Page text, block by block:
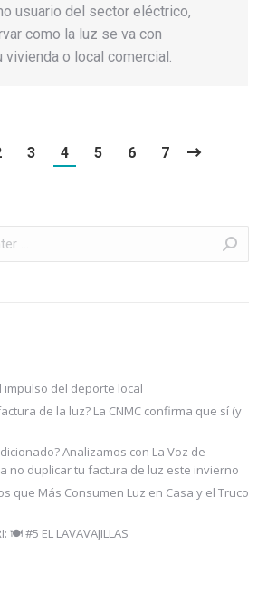
usuario del sector eléctrico,
como la luz se va con
vivienda o local comercial.
3 4 5 6 7
impulso del deporte local
de la luz? La CNMC confirma que sí (y
Analizamos con La Voz de
no duplicar tu factura de luz este invierno
que Más Consumen Luz en Casa y el Truco
🍽️ #5 EL LAVAVAJILLAS